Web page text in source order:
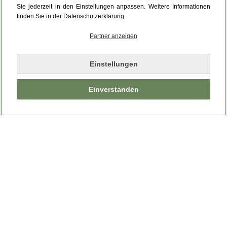
Sie jederzeit in den Einstellungen anpassen. Weitere Informationen
finden Sie in der Datenschutzerklärung.
Partner anzeigen
Einstellungen
Einverstanden
Bitte laden Sie die Seite neu.